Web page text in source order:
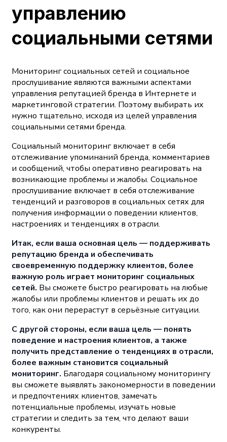
управлению
социальными сетями
Мониторинг социальных сетей и социальное
прослушивание являются важными аспектами
управления репутацией бренда в Интернете и
маркетинговой стратегии. Поэтому выбирать их
нужно тщательно, исходя из целей управления
социальными сетями бренда.
Социальный мониторинг включает в себя
отслеживание упоминаний бренда, комментариев
и сообщений, чтобы оперативно реагировать на
возникающие проблемы и жалобы. Социальное
прослушивание включает в себя отслеживание
тенденций и разговоров в социальных сетях для
получения информации о поведении клиентов,
настроениях и тенденциях в отрасли.
Итак, если ваша основная цель — поддерживать
репутацию бренда и обеспечивать
своевременную поддержку клиентов, более
важную роль играет мониторинг социальных
сетей. Вы сможете быстро реагировать на любые
жалобы или проблемы клиентов и решать их до
того, как они перерастут в серьёзные ситуации.
С другой стороны, если ваша цель — понять
поведение и настроения клиентов, а также
получить представление о тенденциях в отрасли,
более важным становится социальный
мониторинг. Благодаря социальному мониторингу
вы сможете выявлять закономерности в поведении
и предпочтениях клиентов, замечать
потенциальные проблемы, изучать новые
стратегии и следить за тем, что делают ваши
конкуренты.